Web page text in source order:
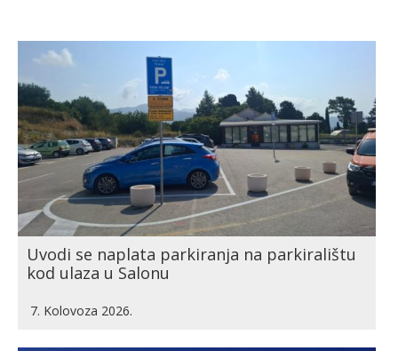
Uvodi se naplata parkiranja na parkiralištu
kod ulaza u Salonu
7. Kolovoza 2026.